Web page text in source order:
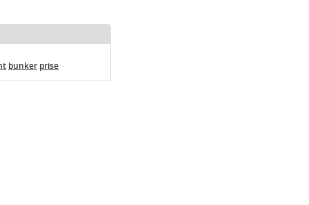
bunker prise